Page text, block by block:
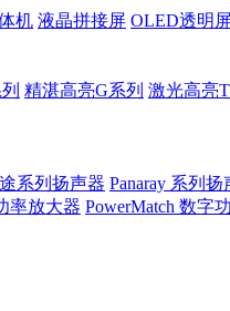
机 液晶拼接屏 OLED透明
精湛高亮G系列 激光高亮
系列扬声器 Panaray 系列扬
率放大器 PowerMatch 数字